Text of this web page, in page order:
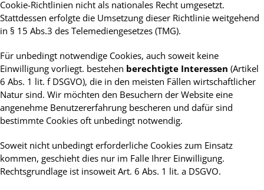
Cookie-Richtlinien nicht als nationales Recht umgesetzt.
Stattdessen erfolgte die Umsetzung dieser Richtlinie weitgehend
in § 15 Abs.3 des Telemediengesetzes (TMG).
Für unbedingt notwendige Cookies, auch soweit keine
Einwilligung vorliegt. bestehen berechtigte Interessen (Artikel
6 Abs. 1 lit. f DSGVO), die in den meisten Fällen wirtschaftlicher
Natur sind. Wir möchten den Besuchern der Website eine
angenehme Benutzererfahrung bescheren und dafür sind
bestimmte Cookies oft unbedingt notwendig.
Soweit nicht unbedingt erforderliche Cookies zum Einsatz
kommen, geschieht dies nur im Falle Ihrer Einwilligung.
Rechtsgrundlage ist insoweit Art. 6 Abs. 1 lit. a DSGVO.